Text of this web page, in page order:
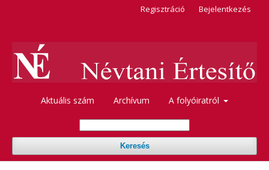
Aktuális szám Archívum A folyóiratról
Keresés
Regisztráció Bejelentkezés